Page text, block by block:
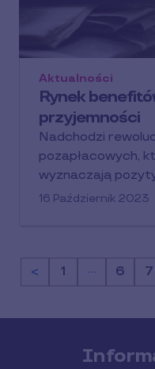
Rynek
przyjemności
Aktualności
Nadchodzi
pozapłacowych,
wyznaczają
16 Październik 2023
< Strona
1 … Strona
6 7